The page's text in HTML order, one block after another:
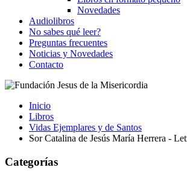
Novedades
Audiolibros
No sabes qué leer?
Preguntas frecuentes
Noticias y Novedades
Contacto
Inicio
Libros
Vidas Ejemplares y de Santos
Sor Catalina de Jesús María Herrera -
Categorías